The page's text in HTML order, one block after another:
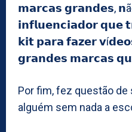
𝗺𝗮𝗿𝗰𝗮𝘀 𝗴𝗿𝗮𝗻𝗱𝗲𝘀,
𝗶𝗻𝗳𝗹𝘂𝗲𝗻𝗰𝗶𝗮𝗱𝗼𝗿 𝗾𝘂𝗲
𝗸𝗶𝘁 𝗽𝗮𝗿𝗮 𝗳𝗮𝘇𝗲𝗿
𝗴𝗿𝗮𝗻𝗱𝗲𝘀 𝗺𝗮𝗿𝗰𝗮𝘀
Por fim, fez questão
alguém sem nada a